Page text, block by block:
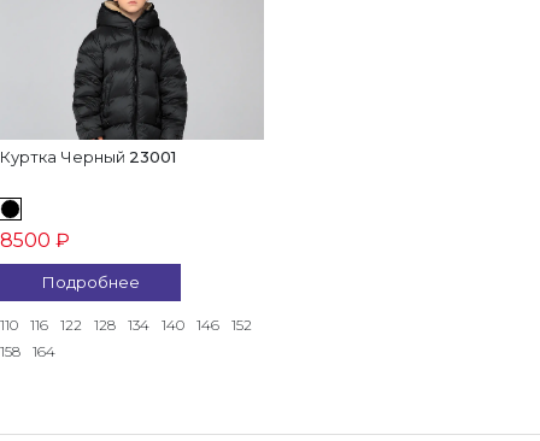
Куртка Черный 23001
8500 ₽
Подробнее
110 116 122 128 134 140 146
152
158
164